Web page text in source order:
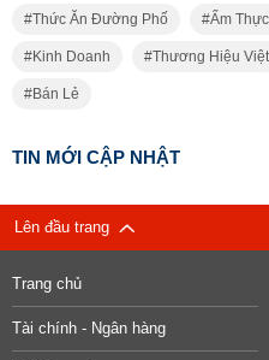
Thức Ăn Đường Phố Ẩm Thực
Kinh Doanh Thương Hiệu Việt
Bán Lẻ
TIN MỚI CẬP NHẬT
Lên đầu trang
Trang chủ
Tài chính - Ngân hàng